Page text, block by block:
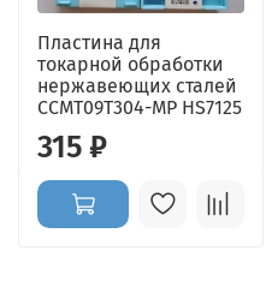
Пластина для
токарной обработки
нержавеющих сталей
CCMT09T304-MP HS7125
315 ₽